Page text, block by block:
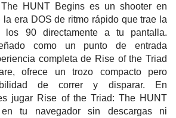
HUNT Begins es un shooter en
la era DOS de ritmo rápido que trae la
los 90 directamente a tu pantalla.
como un punto de entrada
completa de Rise of the Triad
ofrece un trozo compacto pero
de correr y disparar. En
jugar Rise of the Triad: The HUNT
tu navegador sin descargas ni